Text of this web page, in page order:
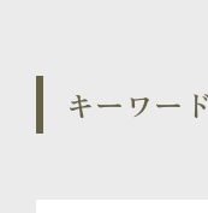
キーワー